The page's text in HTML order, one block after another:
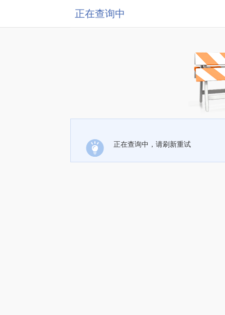
正在查询中
正在查询中，请刷新重试